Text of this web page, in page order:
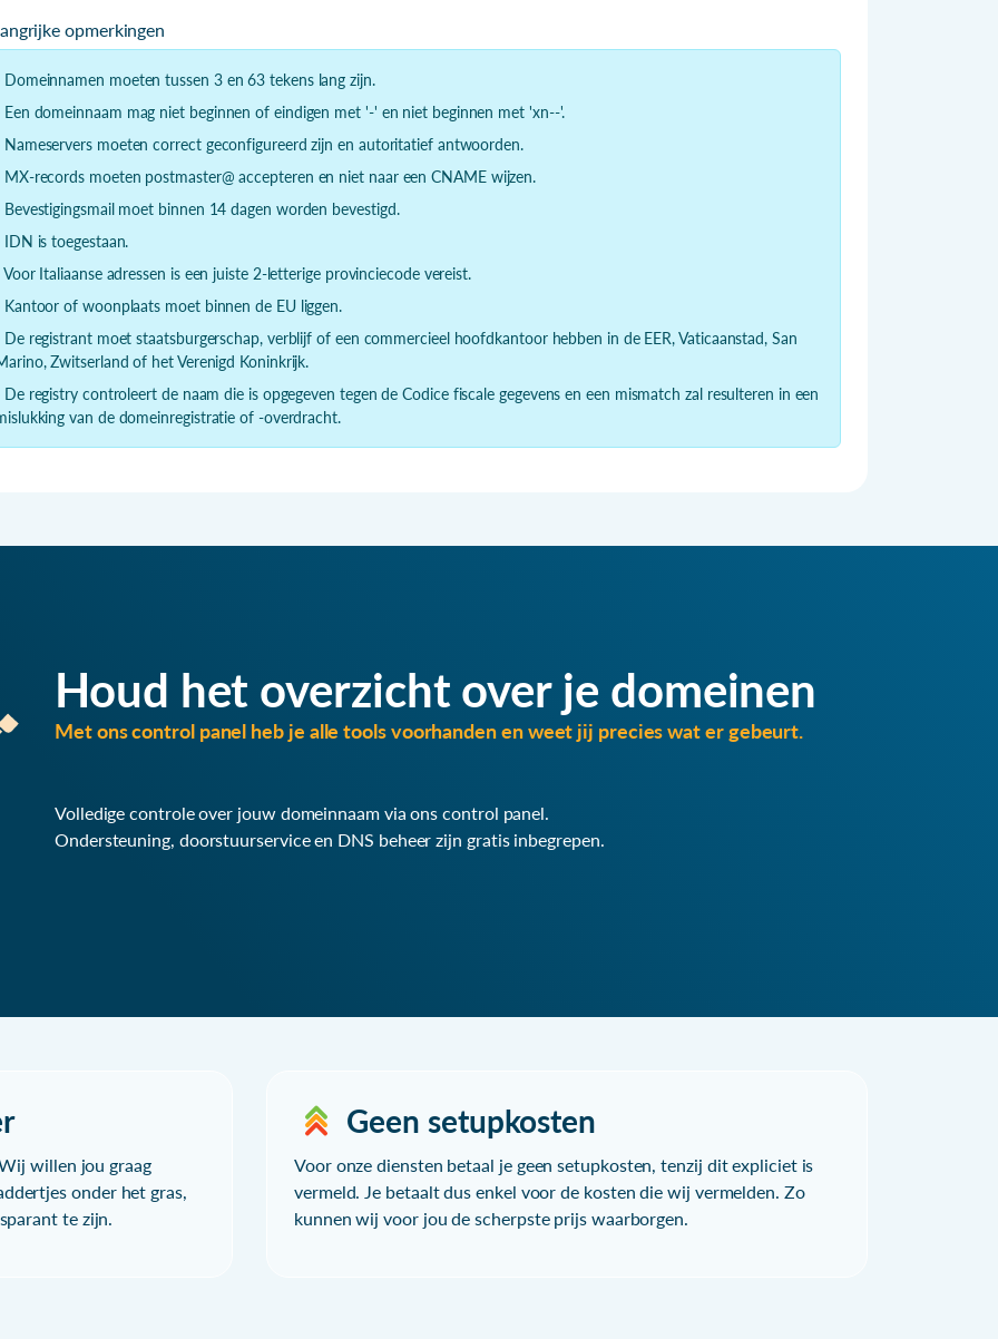
opmerkingen
Domeinnamen moeten tussen 3 en 63 tekens lang zijn.
Een domeinnaam mag niet beginnen of eindigen met '-' en niet beginnen met 'xn--'.
Nameservers moeten correct geconfigureerd zijn en autoritatief antwoorden.
MX-records moeten postmaster@ accepteren en niet naar een CNAME wijzen.
Bevestigingsmail moet binnen 14 dagen worden bevestigd.
IDN is toegestaan.
Voor Italiaanse adressen is een juiste 2-letterige provinciecode vereist.
Kantoor of woonplaats moet binnen de EU liggen.
De registrant moet staatsburgerschap, verblijf of een commercieel hoofdkantoor hebben in de EER, Vaticaanstad, San
Zwitserland of het Verenigd Koninkrijk.
De registry controleert de naam die is opgegeven tegen de Codice fiscale gegevens en een mismatch zal resulteren in een
van de domeinregistratie of -overdracht.
Houd het overzicht over je domeinen
Met ons control panel heb je alle tools voorhanden en weet jij precies wat er gebeurt.
Volledige controle over jouw domeinnaam via ons control panel.
Ondersteuning, doorstuurservice en DNS beheer zijn gratis inbegrepen.
willen jou graag
onder het gras,
te zijn.
Geen setupkosten
Voor onze diensten betaal je geen setupkosten, tenzij dit expliciet is
vermeld. Je betaalt dus enkel voor de kosten die wij vermelden. Zo
kunnen wij voor jou de scherpste prijs waarborgen.